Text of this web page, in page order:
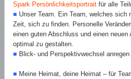
Spark Persönlichkeitsportrait für alle
■ Unser Team. Ein Team, welches sich
Zeit, sich zu finden. Personelle
einen guten Abschluss und einen neuen
optimal zu gestalten.
■ Blick- und Perspektivwechsel anregen
■ Meine Heimat, deine Heimat – für